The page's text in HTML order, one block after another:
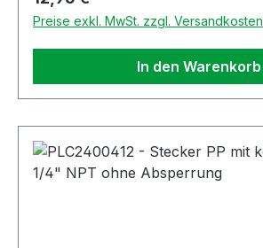
Preise exkl. MwSt. zzgl. Versandkosten
In den Warenkorb